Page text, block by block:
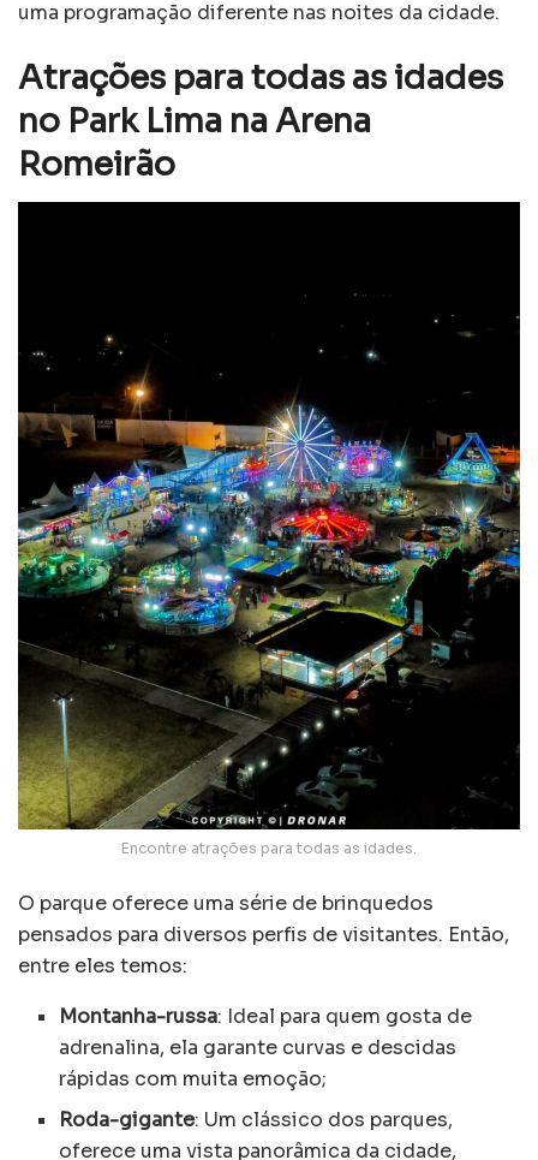
uma programação diferente nas noites da cidade.
Atrações para todas as idades
no Park Lima na Arena
Romeirão
Encontre atrações para todas as idades.
O parque oferece uma série de brinquedos
pensados para diversos perfis de visitantes. Então,
entre eles temos:
Montanha-russa: Ideal para quem gosta de
adrenalina, ela garante curvas e descidas
rápidas com muita emoção;
Roda-gigante: Um clássico dos parques,
oferece uma vista panorâmica da cidade,